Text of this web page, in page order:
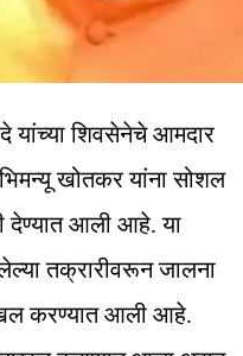
यांच्या शिवसेनेचे आमदार
खोतकर यांना सोशल
देण्यात आली आहे. या
तक्रारीवरून जालना
करण्यात आली आहे.